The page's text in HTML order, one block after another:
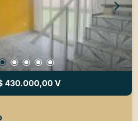
#JardimEsplanadaII
#ImovelDeLuxo
#ProximoAoColinas
#MercadoImobiliario
#CasaEspacosa
430.000,00 V